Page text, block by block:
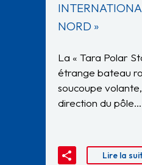
NORD »
La « Tara Polar
étrange bateau
soucoupe
direction du pôle…
Lire la